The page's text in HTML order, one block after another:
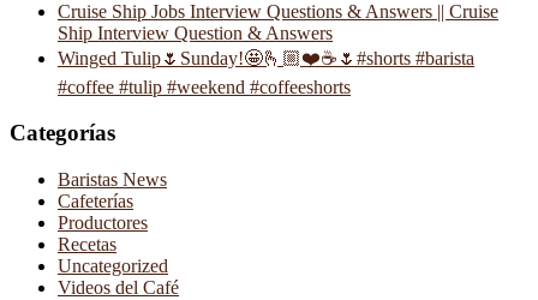
Cruise Ship Jobs Interview Questions & Answers || Cruise
Ship Interview Question & Answers
Winged Tulip🌷Sunday!🤩🫰🏼❤️☕️🌷#shorts #barista
#coffee #tulip #weekend #coffeeshorts
Categorías
Baristas News
Cafeterías
Productores
Recetas
Uncategorized
Videos del Café